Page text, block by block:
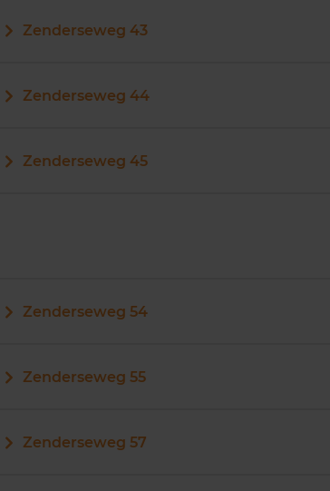
Zenderseweg 43
Zenderseweg 44
Zenderseweg 45
Zenderseweg 54
Zenderseweg 55
Zenderseweg 57